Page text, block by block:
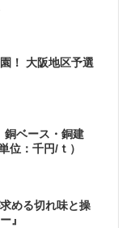
！ 大阪地区予選
ベース・銅建
：千円/ｔ）
める切れ味と操
』